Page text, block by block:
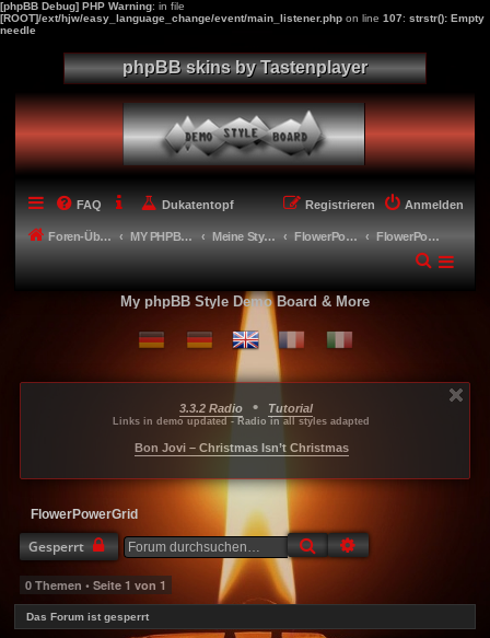
[phpBB Debug] PHP Warning: in file
[ROOT]/ext/hjw/easy_language_change/event/main_listener.php on line 107: strstr(): Empty
needle
phpBB skins by Tastenplayer
FAQ Dukatentopf Anmelden
Registrieren
Foren-Übersicht MY PHPBB 3.3.X STYLES Meine Styles - My style creations FlowerPower FlowerPowerGrid
My phpBB Style Demo Board & More
3.3.2 Radio • Tutorial
Links in demo updated - Radio in all styles adapted
Bon Jovi – Christmas Isn’t Christmas
FlowerPowerGrid
Gesperrt Suche
0 Themen • Seite 1 von 1
Das Forum ist gesperrt